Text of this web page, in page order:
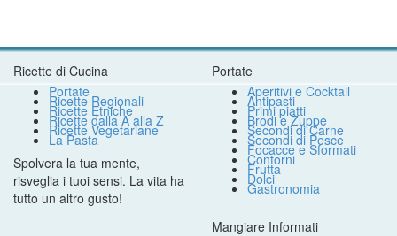
Ricette di Cucina
Portate
Ricette Regionali
Ricette Etniche
Ricette dalla A alla Z
Ricette Vegetariane
La Pasta
Spolvera la tua mente,
risveglia i tuoi sensi. La vita ha
tutto un altro gusto!
Portate
Aperitivi e Cocktail
Antipasti
Primi piatti
Brodi e Zuppe
Secondi di Carne
Secondi di Pesce
Focacce e Sformati
Contorni
Frutta
Dolci
Gastronomia
Mangiare Informati